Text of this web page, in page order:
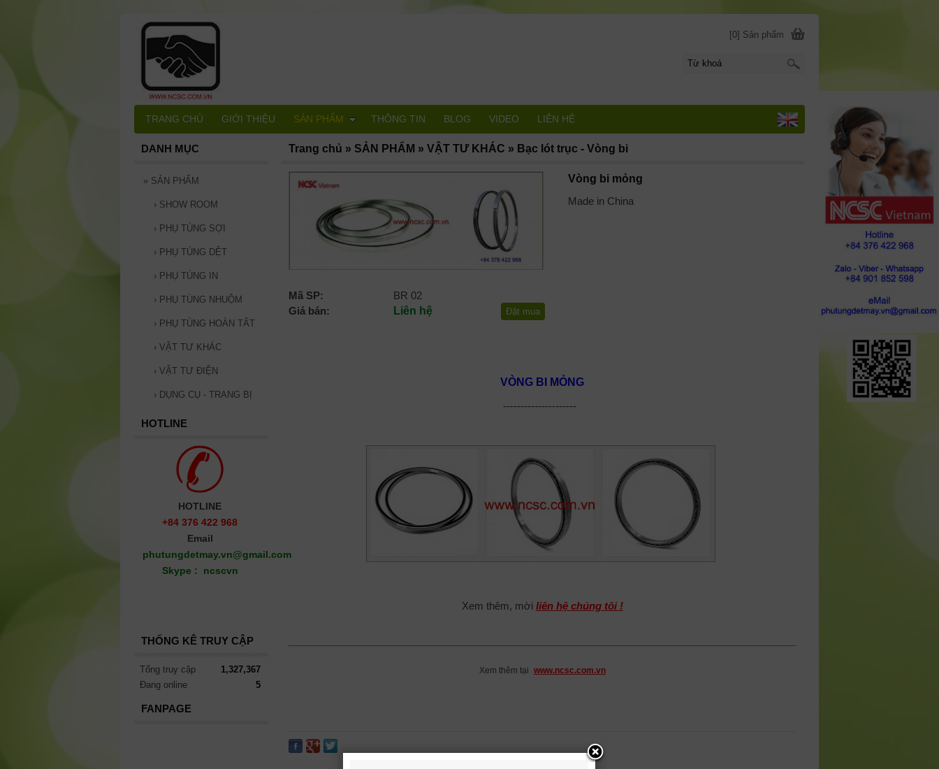
Vòng bi mỏng
Made in China
Mã SP:
BR 02
Giá bán:
Liên hệ Đặt mua
VÒNG BI MỎNG
---------------------
Xem thêm, mời liên hệ chúng tôi !
Xem thêm tại www.ncsc.com.vn
Trang chủ » SẢN PHẨM »VẬT TƯ KHÁC » Bạc lót trục - Vòng bi
DANH MỤC
» SẢN PHẨM
› SHOW ROOM
› PHỤ TÙNG SỢI
› PHỤ TÙNG DỆT
› PHỤ TÙNG IN
› PHỤ TÙNG NHUỘM
› PHỤ TÙNG HOÀN TẤT
› VẬT TƯ KHÁC
› VẬT TƯ ĐIỆN
› DỤNG CỤ - TRANG BỊ
HOTLINE
HOTLINE
+84 376 422 968
Email
phutungdetmay.vn@gmail.com
Skype : ncscvn
THỐNG KÊ TRUY CẬP
Tổng truy cập
1,327,367
Đang online
5
FANPAGE
[0] Sản phẩm
TRANG CHỦ GIỚI THIỆU SẢN PHẨM THÔNG TIN BLOG VIDEO LIÊN HỆ